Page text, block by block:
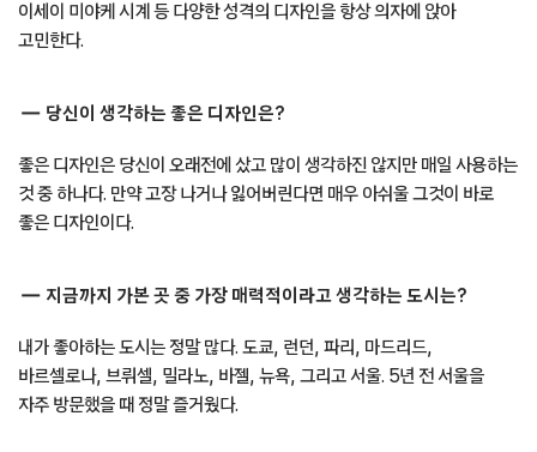
이세이 미야케 시계 등 다양한 성격의 디자인을 항상 의자에 앉아
고민한다.
당신이 생각하는 좋은 디자인은?
좋은 디자인은 당신이 오래전에 샀고 많이 생각하진 않지만 매일 사용하는
것 중 하나다. 만약 고장 나거나 잃어버린다면 매우 아쉬울 그것이 바로
좋은 디자인이다.
지금까지 가본 곳 중 가장 매력적이라고 생각하는 도시는?
내가 좋아하는 도시는 정말 많다. 도쿄, 런던, 파리, 마드리드,
바르셀로나, 브뤼셀, 밀라노, 바젤, 뉴욕, 그리고 서울. 5년 전 서울을
자주 방문했을 때 정말 즐거웠다.